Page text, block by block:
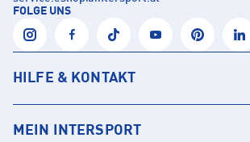
FOLGE UNS
HILFE & KONTAKT
MEIN INTERSPORT